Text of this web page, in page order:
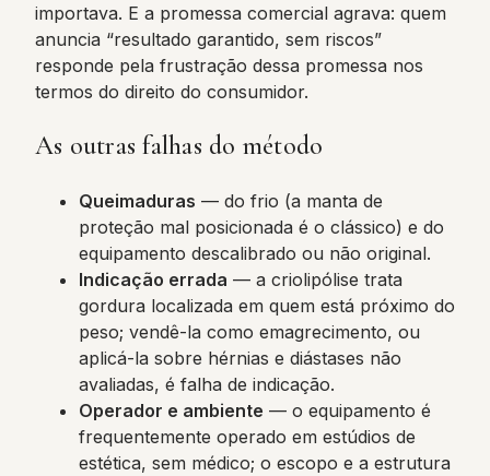
importava. E a promessa comercial agrava: quem
anuncia “resultado garantido, sem riscos”
responde pela frustração dessa promessa nos
termos do direito do consumidor.
As outras falhas do método
Queimaduras — do frio (a manta de
proteção mal posicionada é o clássico) e do
equipamento descalibrado ou não original.
Indicação errada — a criolipólise trata
gordura localizada em quem está próximo do
peso; vendê-la como emagrecimento, ou
aplicá-la sobre hérnias e diástases não
avaliadas, é falha de indicação.
Operador e ambiente — o equipamento é
frequentemente operado em estúdios de
estética, sem médico; o escopo e a estrutura